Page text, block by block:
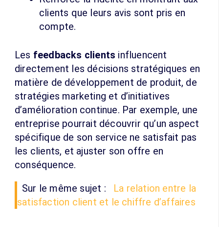
clients que leurs avis sont pris en
compte.
Les feedbacks clients influencent
directement les décisions stratégiques en
matière de développement de produit, de
stratégies marketing et d’initiatives
d’amélioration continue. Par exemple, une
entreprise pourrait découvrir qu’un aspect
spécifique de son service ne satisfait pas
les clients, et ajuster son offre en
conséquence.
Sur le même sujet :
La relation entre la
satisfaction client et le chiffre d’affaires